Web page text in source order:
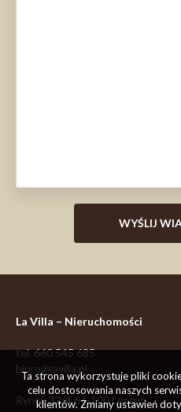
La Villa – Nieruchomości
tel.660 545 685
biuro@lavilla.pl
Rynek 32/464-100 Leszno
Ta strona wykorzystuje pliki
celu dostosowania naszych
klientów. Zmiany ustawień